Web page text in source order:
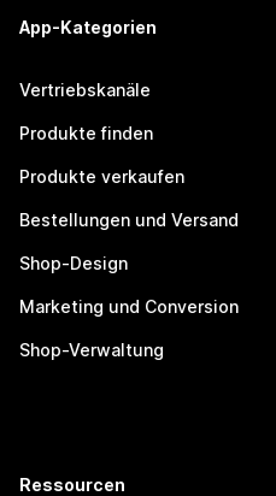
App-Kategorien
Vertriebskanäle
Produkte finden
Produkte verkaufen
Bestellungen und Versand
Shop-Design
Marketing und Conversion
Shop-Verwaltung
Ressourcen